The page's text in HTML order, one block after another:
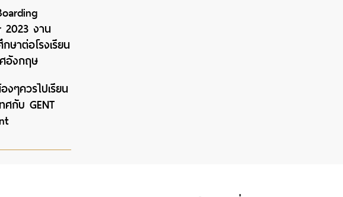
2023 งาน
ษาต่อโรงเรียน
อังกฤษ
งๆควรไปเรียน
ศกับ GENT